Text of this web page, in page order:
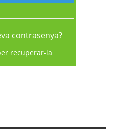
contrasenya?
recuperar-la